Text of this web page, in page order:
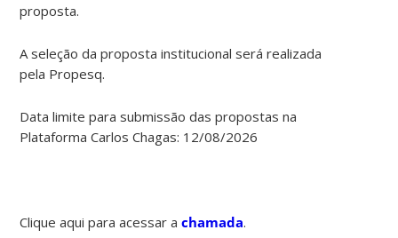
proposta.
A seleção da proposta institucional será realizada
pela Propesq.
Data limite para submissão das propostas na
Plataforma Carlos Chagas: 12/08/2026
Clique aqui para acessar achamada.